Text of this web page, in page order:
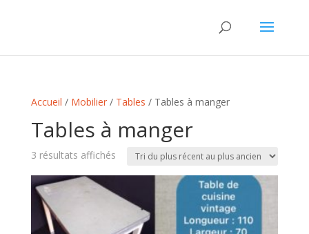
Accueil / Mobilier/ Tables / Tables à manger
Tables à manger
3 résultats affichésTrié
récent